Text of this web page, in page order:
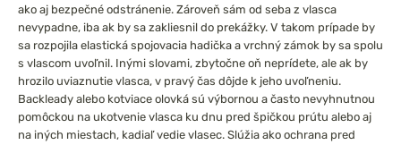
ako aj bezpečné odstránenie. Zároveň sám od seba z vlasca
nevypadne, iba ak by sa zakliesnil do prekážky. V takom prípade by
sa rozpojila elastická spojovacia hadička a vrchný zámok by sa spolu
s vlascom uvoľnil. Inými slovami, zbytočne oň neprídete, ale ak by
hrozilo uviaznutie vlasca, v pravý čas dôjde k jeho uvoľneniu.
Backleady alebo kotviace olovká sú výbornou a často nevyhnutnou
pomôckou na ukotvenie vlasca ku dnu pred špičkou prútu alebo aj
na iných miestach, kadiaľ vedie vlasec. Slúžia ako ochrana pred